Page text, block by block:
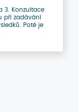
3. Konzultace
při zadávání
Poté je